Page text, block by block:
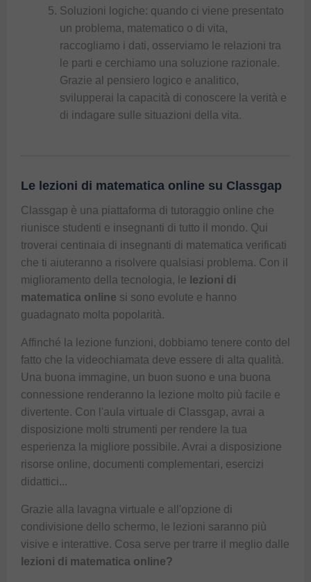
Soluzioni logiche: quando ci viene presentato
un problema, matematico o di vita,
raccogliamo i dati, osserviamo le relazioni tra
le parti e cerchiamo una soluzione razionale.
Grazie al pensiero logico e analitico,
svilupperai la capacità di conoscere la verità e
di indagare sulle situazioni della vita.
Le lezioni di matematica online su Classgap
Classgap è una piattaforma di tutoraggio online che
riunisce studenti e insegnanti di tutto il mondo. Qui
troverai centinaia di insegnanti di matematica verificati
che ti aiuteranno a risolvere qualsiasi problema. Con il
miglioramento della tecnologia, le lezioni di
matematica online si sono evolute e hanno
guadagnato molta popolarità.
Affinché la lezione funzioni, dobbiamo tenere conto del
fatto che la videochiamata deve essere di alta qualità.
Una buona immagine, un buon suono e una buona
connessione renderanno la lezione molto più facile e
divertente. Con l'aula virtuale di Classgap, avrai a
disposizione molti strumenti per rendere la tua
esperienza la migliore possibile. Avrai a disposizione
risorse online, documenti complementari, esercizi
didattici...
Grazie alla lavagna virtuale e all'opzione di
condivisione dello schermo, le lezioni saranno più
visive e interattive. Cosa serve per trarre il meglio dalle
lezioni di matematica online?